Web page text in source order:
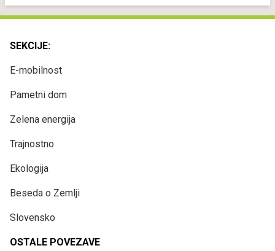
SEKCIJE:
E-mobilnost
Pametni dom
Zelena energija
Trajnostno
Ekologija
Beseda o Zemlji
Slovensko
OSTALE POVEZAVE